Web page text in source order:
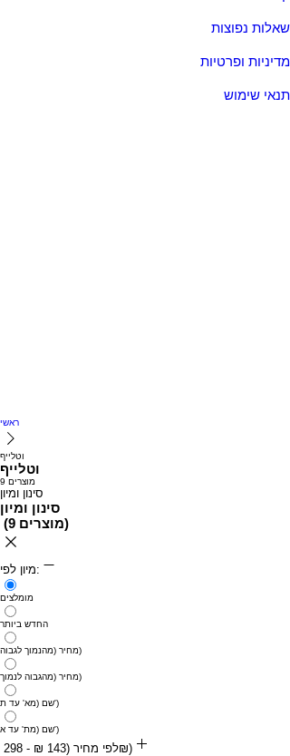
שאלות נפוצות
מדיניות ופרטיות
תנאי שימוש
ראשי
וטלייף
וטלייף
9 מוצרים
סינון ומיון
סינון ומיון
(
9 מוצרים)
מיון לפי:
מומלצים
החדש ביותר
מחיר (מהנמוך לגבוה)
מחיר (מהגבוה לנמוך)
שם (מא' עד ת')
שם (מת' עד א')
לפי מחיר (‏143 ‏₪ - ‏298 ‏₪)